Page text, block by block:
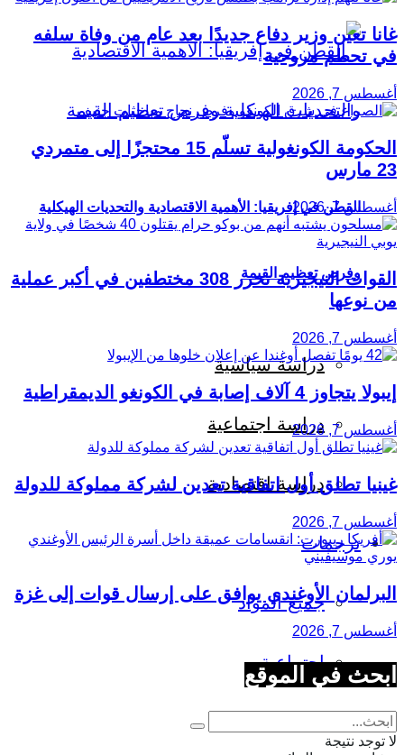
القطن في إفريقيا: الأهمية الاقتصادية والتحديات الهيكلية
وفرص تعظيم القيمة
دراسة سياسية
دراسة اجتماعية
دراسة اقتصادية
ترجمات
جميع المواد
اجتماعية
غانا تعين وزير دفاع جديدًا بعد عام من وفاة سلفه
في تحطم مروحية
أغسطس 7, 2026
الحكومة الكونغولية تسلّم 15 محتجزًا إلى متمردي
23 مارس
أغسطس 7, 2026
القوات النيجيرية تحرر 308 مختطفين في أكبر عملية
من نوعها
أغسطس 7, 2026
إيبولا يتجاوز 4 آلاف إصابة في الكونغو الديمقراطية
أغسطس 7, 2026
غينيا تطلق أول اتفاقية تعدين لشركة مملوكة للدولة
أغسطس 7, 2026
البرلمان الأوغندي يوافق على إرسال قوات إلى غزة
أغسطس 7, 2026
ابحث في الموقع
لا توجد نتيجة